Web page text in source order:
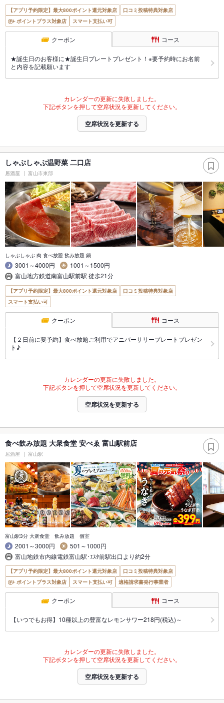
【アプリ予約限定】最大800ポイント還元対象店
口コミ投稿特典対象店
ポイントプラス対象店
スマート支払い可
クーポン コース
★誕生日のお客様に★誕生日プレートプレゼント！※要予約時にお名前
と内容を記載願います
カレンダーの更新に失敗しました。
下記ボタンを押して空席状況を更新してください。
空席状況を更新する
しゃぶしゃぶ温野菜 二口店
居酒屋 富山市東部
しゃぶしゃぶ 肉 食べ放題 飲み放題 鍋
3001～4000円
1001～1500円
富山地方鉄道南富山駅前駅 徒歩21分
【アプリ予約限定】最大800ポイント還元対象店
口コミ投稿特典対象店
スマート支払い可
クーポン コース
【２日前に要予約】食べ放題ご利用でアニバーサリープレートプレゼン
ト♪
カレンダーの更新に失敗しました。
下記ボタンを押して空席状況を更新してください。
空席状況を更新する
食べ飲み放題 大衆食堂 安べゑ 富山駅前店
居酒屋 富山駅
富山駅3分 大衆食堂 飲み放題 個室
2001～3000円
501～1000円
富山地鉄市内線電鉄富山駅･ｴｽﾀ前駅出口より約2分
【アプリ予約限定】最大800ポイント還元対象店
口コミ投稿特典対象店
ポイントプラス対象店
スマート支払い可 適格請求書発行事業者
クーポン コース
【いつでもお得】10種以上の豊富なレモンサワー218円(税込)～
カレンダーの更新に失敗しました。
下記ボタンを押して空席状況を更新してください。
空席状況を更新する